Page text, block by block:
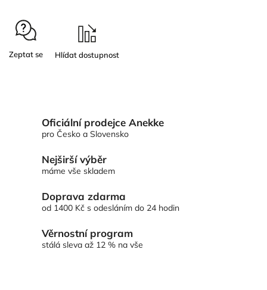
Zeptat se
Oficiální prodejce Anekke
pro Česko a Slovensko
Nejširší výběr
máme vše skladem
Doprava zdarma
od 1400 Kč s odesláním do 24 hodin
Věrnostní program
stálá sleva až 12 % na vše